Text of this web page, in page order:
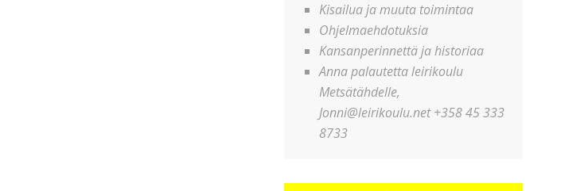
Kisailua ja muuta toimintaa
Ohjelmaehdotuksia
Kansanperinnettä ja historiaa
Anna palautetta leirikoulu
Metsätähdelle,
Jonni@leirikoulu.net +358 45 333
8733